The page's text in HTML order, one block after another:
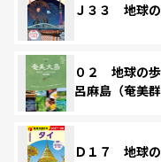
Ｊ３３ 地球
０２ 地球の
呂麻島（奄美
Ｄ１７ 地球